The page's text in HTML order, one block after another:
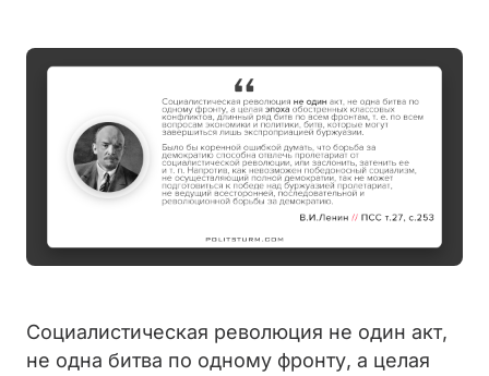
Социалистическая революция не один акт,
не одна битва по одному фронту, а целая